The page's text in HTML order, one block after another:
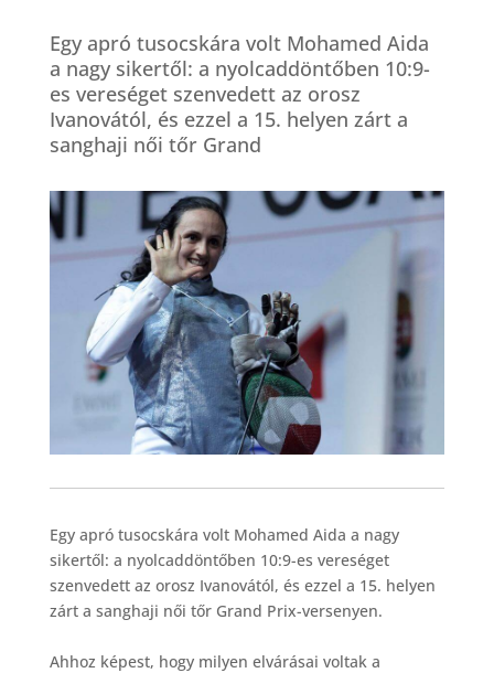
Egy apró tusocskára volt Mohamed Aida
a nagy sikertől: a nyolcaddöntőben 10:9-
es vereséget szenvedett az orosz
Ivanovától, és ezzel a 15. helyen zárt a
sanghaji női tőr Grand
Egy apró tusocskára volt Mohamed Aida a nagy
sikertől: a nyolcaddöntőben 10:9-es vereséget
szenvedett az orosz Ivanovától, és ezzel a 15. helyen
zárt a sanghaji női tőr Grand Prix-versenyen.
Ahhoz képest, hogy milyen elvárásai voltak a